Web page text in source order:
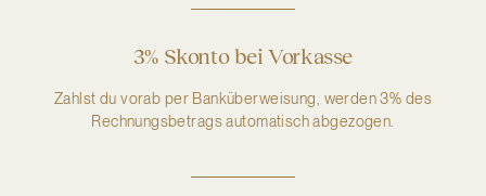
3% Skonto bei Vorkasse
Zahlst du vorab per Banküberweisung, werden 3% des
Rechnungsbetrags automatisch abgezogen.